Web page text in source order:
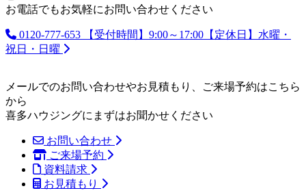
お電話でもお気軽にお問い合わせください
0120-777-653
【受付時間】9:00～17:00【定休日】水曜・
祝日・日曜
メールでのお問い合わせやお見積もり、ご来場予約はこちら
から
喜多ハウジングにまずはお聞かせください
お問い合わせ
ご来場予約
資料請求
お見積もり